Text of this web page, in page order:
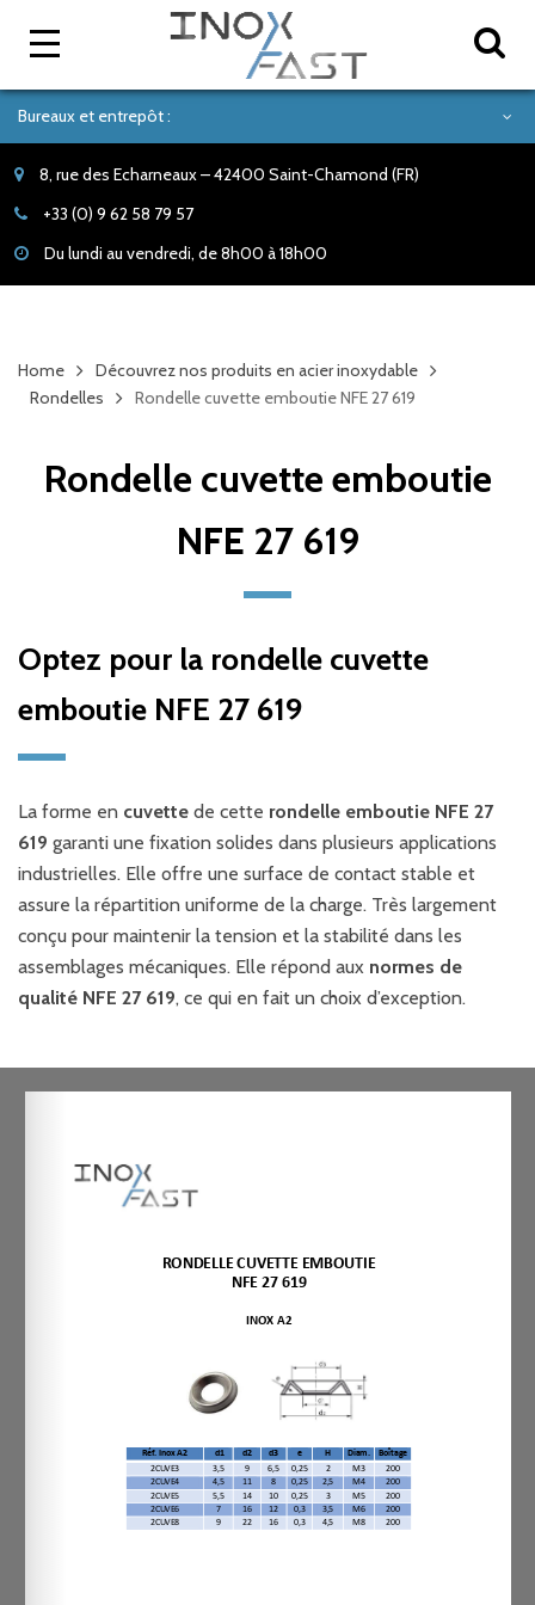
Bureaux et entrepôt :
8, rue des Echarneaux – 42400 Saint-Chamond (FR)
+33 (0) 9 62 58 79 57
Du lundi au vendredi, de 8h00 à 18h00
Home
Découvrez nos produits en acier inoxydable
Rondelles
Rondelle cuvette emboutie NFE 27 619
Rondelle cuvette emboutie
NFE 27 619
Optez pour la rondelle cuvette
emboutie NFE 27 619
La forme en cuvette de cette rondelle emboutie NFE 27
619 garanti une fixation solides dans plusieurs applications
industrielles. Elle offre une surface de contact stable et
assure la répartition uniforme de la charge. Très largement
conçu pour maintenir la tension et la stabilité dans les
assemblages mécaniques. Elle répond aux normes de
qualité NFE 27 619, ce qui en fait un choix d’exception.